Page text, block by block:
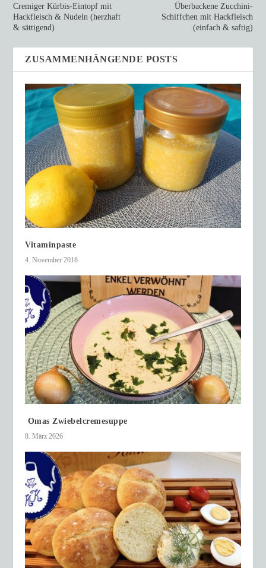
Cremiger Kürbis-Eintopf mit
Hackfleisch & Nudeln (herzhaft
& sättigend)
Überbackene Zucchini-
Schiffchen mit Hackfleisch
(einfach & saftig)
ZUSAMMENHÄNGENDE POSTS
Vitaminpaste
4. November 2018
Omas Zwiebelcremesuppe
8. März 2026